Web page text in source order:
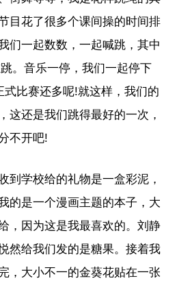
目花了很多个课间操的时间排
们一起数数，一起喊跳，其中
。音乐一停，我们一起停下
式比赛还多呢!就这样，我们的
这还是我们跳得最好的一次，
不开吧!
到学校给的礼物是一盒彩泥，
的是一个漫画主题的本子，大
，因为这是我最喜欢的。刘静
然给我们发的是糖果。接着我
，大小不一的金葵花贴在一张